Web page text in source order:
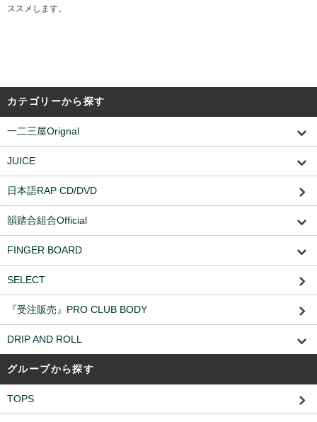
ススメします。
カテゴリーから探す
一二三屋Orignal
JUICE
日本語RAP CD/DVD
韻踏合組合Official
FINGER BOARD
SELECT
『受注販売』PRO CLUB BODY
DRIP AND ROLL
グループから探す
TOPS